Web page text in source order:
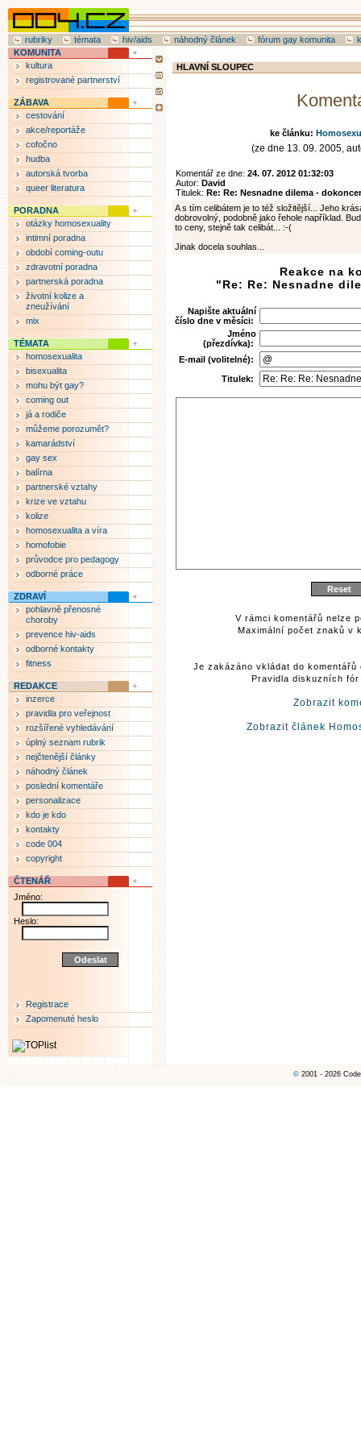
rubriky témata hiv/aids náhodný článek fórum gay komunita
HLAVNÍ SLOUPEC
ke článku:
(ze dne 13. 09. 2005,
Komentář ze dne: 24. 07. 2012 01:32:03
Autor: David
Titulek: Re: Re: Nesnadne dilema -
A s tím celibátem je to též složitější... Jeho
dobrovolný, podobně jako řehole například.
to ceny, stejně tak celibát... :-(
Jinak docela souhlas...
Reakce na
"Re: Re: Nesnadne
Napište aktuální
číslo dne v měsíci:
Jméno
(přezdívka):
E-mail (volitelné):
Titulek:
V rámci komentářů nelze
Maximální počet znaků v
Je zakázáno vkládat do
Pravidla diskuzních
Zobrazit
Zobrazit článek
KOMUNITA
kultura
registrované partnerství
ZÁBAVA
cestování
akce/reportáže
cofočno
hudba
autorská tvorba
queer literatura
PORADNA
otázky homosexuality
intimní poradna
období coming-outu
zdravotní poradna
partnerská poradna
životní kolize a
zneužívání
mix
TÉMATA
homosexualita
bisexualita
mohu být gay?
coming out
já a rodiče
můžeme porozumět?
kamarádství
gay sex
balírna
partnerské vztahy
krize ve vztahu
kolize
homosexualita a víra
homofobie
průvodce pro pedagogy
odborné práce
ZDRAVÍ
pohlavně přenosné
choroby
prevence hiv-aids
odborné kontakty
fitness
REDAKCE
inzerce
pravidla pro veřejnost
rozšířené vyhledávání
úplný seznam rubrik
nejčtenější články
náhodný článek
poslední komentáře
personalizace
kdo je kdo
kontakty
code 004
copyright
ČTENÁŘ
Jméno:
Heslo:
Registrace
Zapomenuté heslo
© 2001 - 2026